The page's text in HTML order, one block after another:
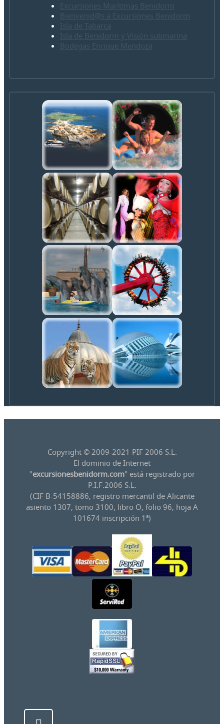
Excursiones Marítimas Benidorm
Bienvenid@s a Excursiones Benidorm
Isla de Tabarca
Isla de Benidorm y Visión submarina
Bodegas Enrique Mendoza
Copyright © 2009-2021 PIF 2006 S.L.
El dominio de Internet
"excursionesbenidorm.com" está registrado por
P.I.F.2006 S.L.
(CIF B-54158886, registro mercantil de Alicante
asiento 1307, tomo 3100, libro O, folio 96, hoja A
101674 inscripción 1ª)